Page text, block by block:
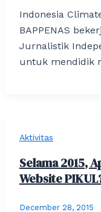
Indonesia
BAPPENAS
Jurnalistik
untuk mendidik
Aktivitas
Selama 2015,
Website
December 28, 2015